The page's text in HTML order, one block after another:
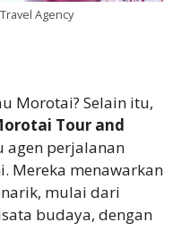
Agency
Morotai? Selain itu,
Tour and
agen perjalanan
Mereka menawarkan
mulai dari
budaya, dengan